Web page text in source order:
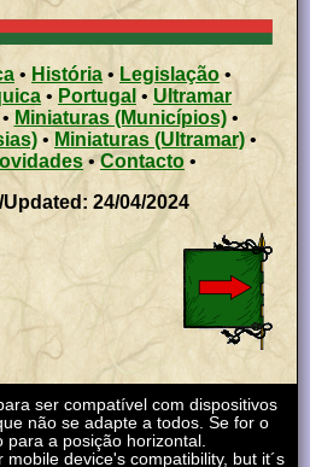
• História • Legislação •
• Portugal • Ultramar
Miniaturas (Municípios)•
• Miniaturas (Ultramar) •
•Contacto •
24/04/2024
ser compatível com dispositivos
não se adapte a todos. Se for o
a posição horizontal.
device's compatibility, but it´s